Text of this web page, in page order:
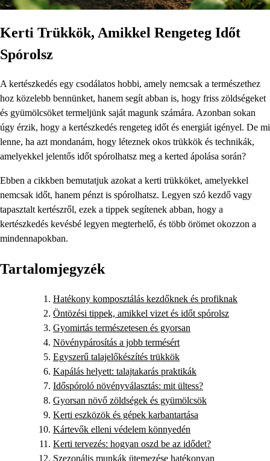
Kerti Trükkök, Amikkel Rengeteg Időt
Spórolsz
A kertészkedés egy csodálatos hobbi, amely nemcsak a természethez
hoz közelebb bennünket, hanem segít abban is, hogy friss zöldségeket
és gyümölcsöket termeljünk saját magunk számára. Azonban sokan
úgy érzik, hogy a kertészkedés rengeteg időt és energiát igényel. De mi
lenne, ha azt mondanám, hogy léteznek okos trükkök és technikák,
amelyekkel jelentős időt spórolhatsz meg a kerted ápolása során?
Ebben a cikkben bemutatjuk azokat a kerti trükköket, amelyekkel
nemcsak időt, hanem pénzt is spórolhatsz. Legyen szó kezdő vagy
tapasztalt kertészről, ezek a tippek segítenek abban, hogy a
kertészkedés kevésbé legyen megterhelő, és több örömet okozzon a
mindennapokban.
Tartalomjegyzék
Hatékony komposztálás kezdőknek és profiknak
Öntözési tippek, amikkel vizet és időt spórolsz
Gyomirtás természetesen és gyorsan
Növénypárosítás a jobb termésért
Egyszerű talajelőkészítés trükkök
Kapálás helyett: talajtakarás praktikák
Időspóroló növényválasztás: mit ültess?
Gyorsan növő zöldségek és gyümölcsök
Kerti eszközök és gépek karbantartása
Kártevők elleni védelem könnyedén
Kerti tervezés: hogyan oszd be az idődet?
Szezonális munkák ütemezése hatékonyan